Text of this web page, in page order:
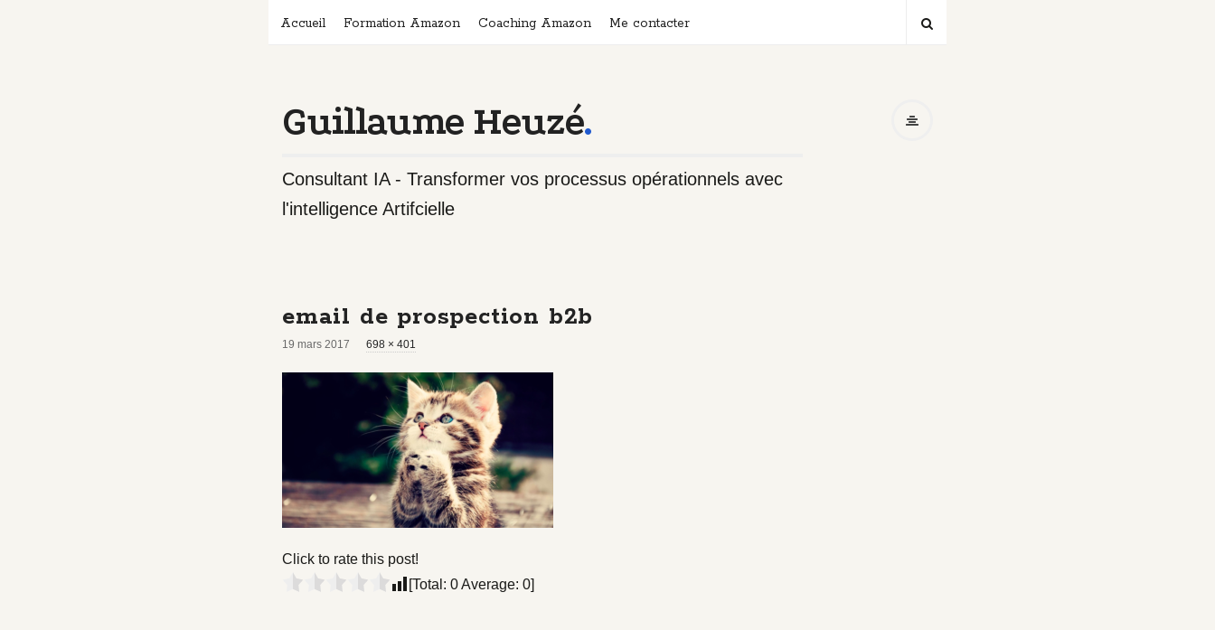
Accueil Formation Amazon Coaching Amazon Me contacter
Guillaume Heuzé.
Consultant IA - Transformer vos processus opérationnels avec
l'intelligence Artifcielle
email de prospection b2b
19 mars 2017
F
l
i
e
698 × 401
Click to rate this post!
[Total: 0Average: 0]